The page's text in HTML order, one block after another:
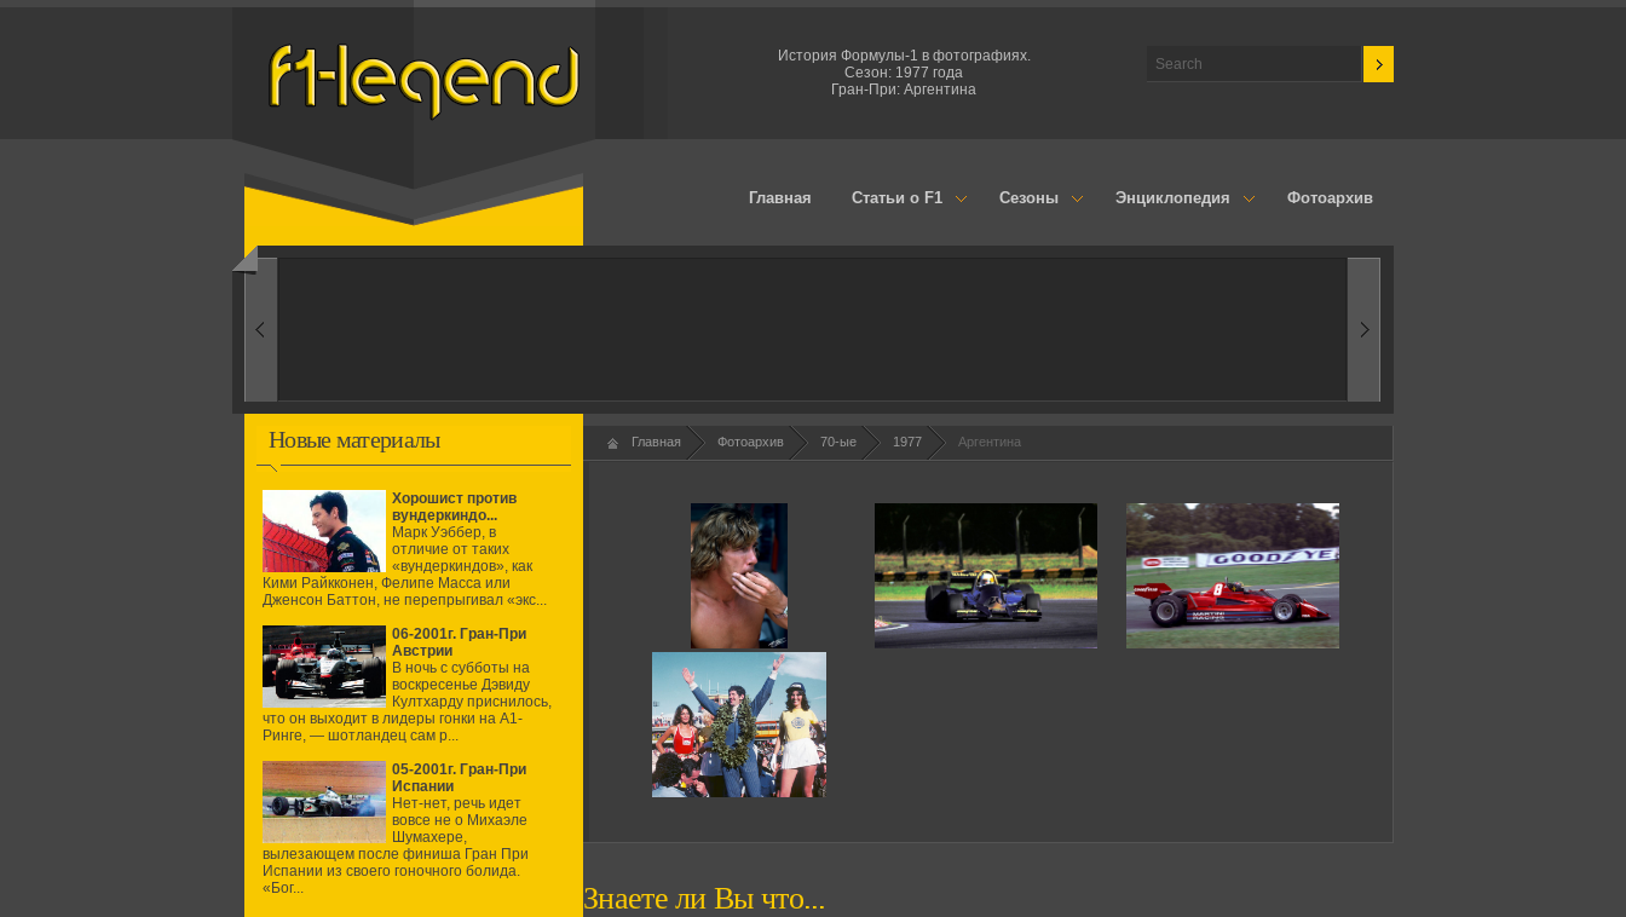
История Формулы-1 в фотографиях.
Сезон: 1977 года
Гран-При: Аргентина
Главная Статьи о F1 Сезоны Энциклопедия Фотоархив
1950-ые
Новые материалы
Хорошист против
вундеркиндо...
Марк Уэббер, в
отличие от таких
«вундеркиндов», как
Кими Райкконен, Фелипе Масса или
Дженсон Баттон, не перепрыгивал «экс...
06-2001г. Гран-При
Австрии
В ночь с субботы на
воскресенье Дэвиду
Култхарду приснилось,
что он выходит в лидеры гонки на А1-
Ринге, — шотландец сам р...
05-2001г. Гран-При
Испании
Нет-нет, речь идет
вовсе не о Михаэле
Шумахере,
вылезающем после финиша Гран При
Испании из своего гоночного болида.
«Бог...
Главная Фотоархив 70-ые 1977 Аргентина
Знаете ли Вы что...